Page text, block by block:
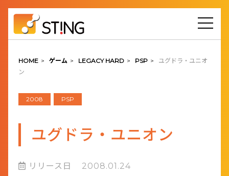
HOME > ゲーム > LEGACY HARD > PSP >
ユグドラ・ユニオ
ン
2008 PSP
ユグドラ・ユニオン
リリース日 2008.01.24